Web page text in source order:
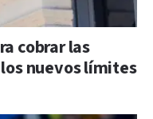
cobrar las
nuevos límites